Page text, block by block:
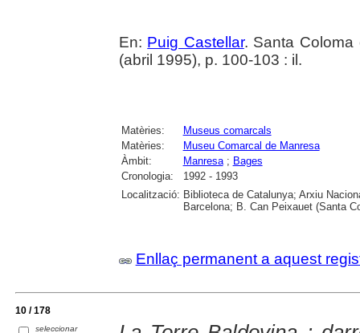
En: Puig Castellar. Santa Coloma
(abril 1995), p. 100-103 : il.
Matèries:
Museus comarcals
Matèries:
Museu Comarcal de Manresa
Àmbit:
Manresa; Bages
Cronologia:
1992 - 1993
Localització: Biblioteca de Catalunya; Arxiu
Barcelona; B. Can Peixauet (Santa
Enllaç permanent a aquest
10 / 178
seleccionar